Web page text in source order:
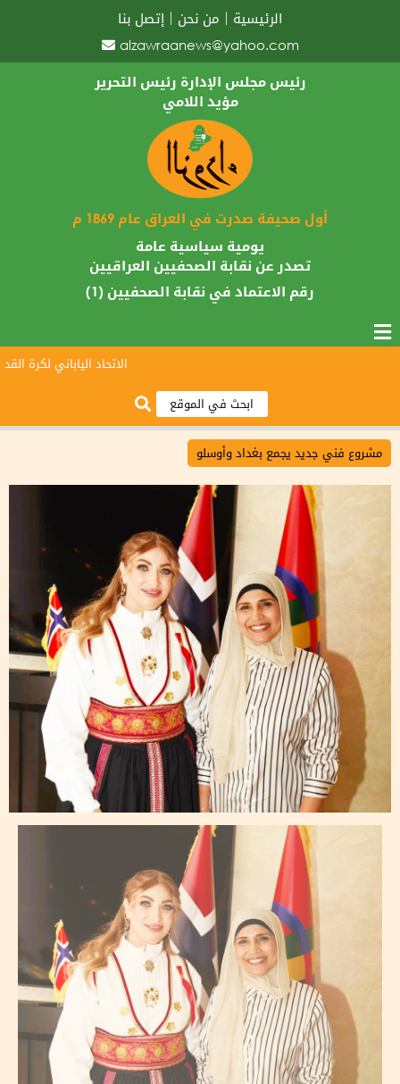
الرئيسية من نحن
إتصل بنا
alzawraanews@yahoo.com
رئيس مجلس الإدارة رئيس التحرير
مؤيد اللامي
أول صحيفة صدرت في العراق عام 1869 م
يومية سياسية عامة
تصدر عن نقابة الصحفيين العراقيين
رقم الاعتماد في نقابة الصحفيين (1)
الاتحاد الياباني لكرة القدم
مشروع فني جديد يجمع بغداد وأوسلو